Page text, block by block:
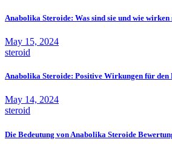
Anabolika Steroide: Was sind sie und wie wirken
May 15, 2024
steroid
Anabolika Steroide: Positive Wirkungen für
May 14, 2024
steroid
Die Bedeutung von Anabolika Steroide